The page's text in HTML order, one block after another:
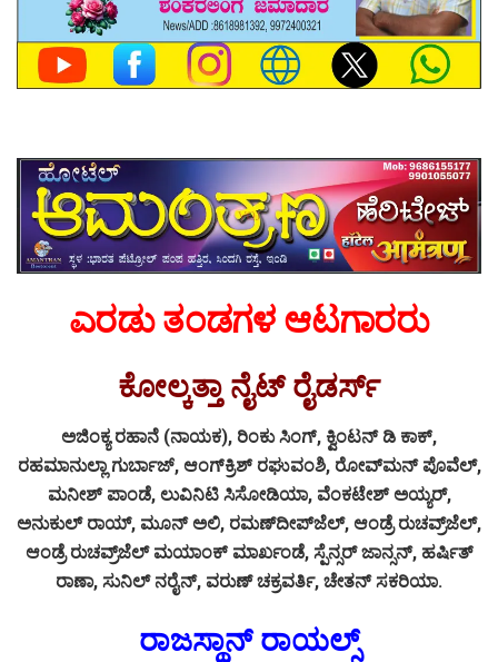
ಎರಡು ತಂಡಗಳ‌ ಆಟಗಾರರು
ಕೋಲ್ಕತ್ತಾ ನೈಟ್ ರೈಡರ್ಸ್
ಅಜಿಂಕ್ಯ ರಹಾನೆ (ನಾಯಕ), ರಿಂಕು ಸಿಂಗ್, ಕ್ವಿಂಟನ್ ಡಿ ಕಾಕ್,
ರಹಮಾನುಲ್ಲಾ ಗುರ್ಬಾಜ್, ಆಂಗ್‌ಕ್ರಿಶ್ ರಘುವಂಶಿ, ರೋವ್‌ಮನ್ ಪೊವೆಲ್,
ಮನೀಶ್ ಪಾಂಡೆ, ಲುವಿನಿಟಿ ಸಿಸೋಡಿಯಾ, ವೆಂಕಟೇಶ್ ಅಯ್ಯರ್,
ಅನುಕುಲ್ ರಾಯ್, ಮೂನ್ ಅಲಿ, ರಮಣ್‌ದೀಪ್‌ಜೆಲ್, ಆಂಡ್ರೆ ರುಚವ್ರ್‌ಜೆಲ್,
ಆಂಡ್ರೆ ರುಚವ್ರ್‌ಜೆಲ್ ಮಯಾಂಕ್ ಮಾರ್ಖಂಡೆ, ಸ್ಪೆನ್ಸರ್ ಜಾನ್ಸನ್, ಹರ್ಷಿತ್
ರಾಣಾ, ಸುನಿಲ್ ನರೈನ್, ವರುಣ್ ಚಕ್ರವರ್ತಿ, ಚೇತನ್ ಸಕರಿಯಾ.
ರಾಜಸ್ಥಾನ್ ರಾಯಲ್ಸ್